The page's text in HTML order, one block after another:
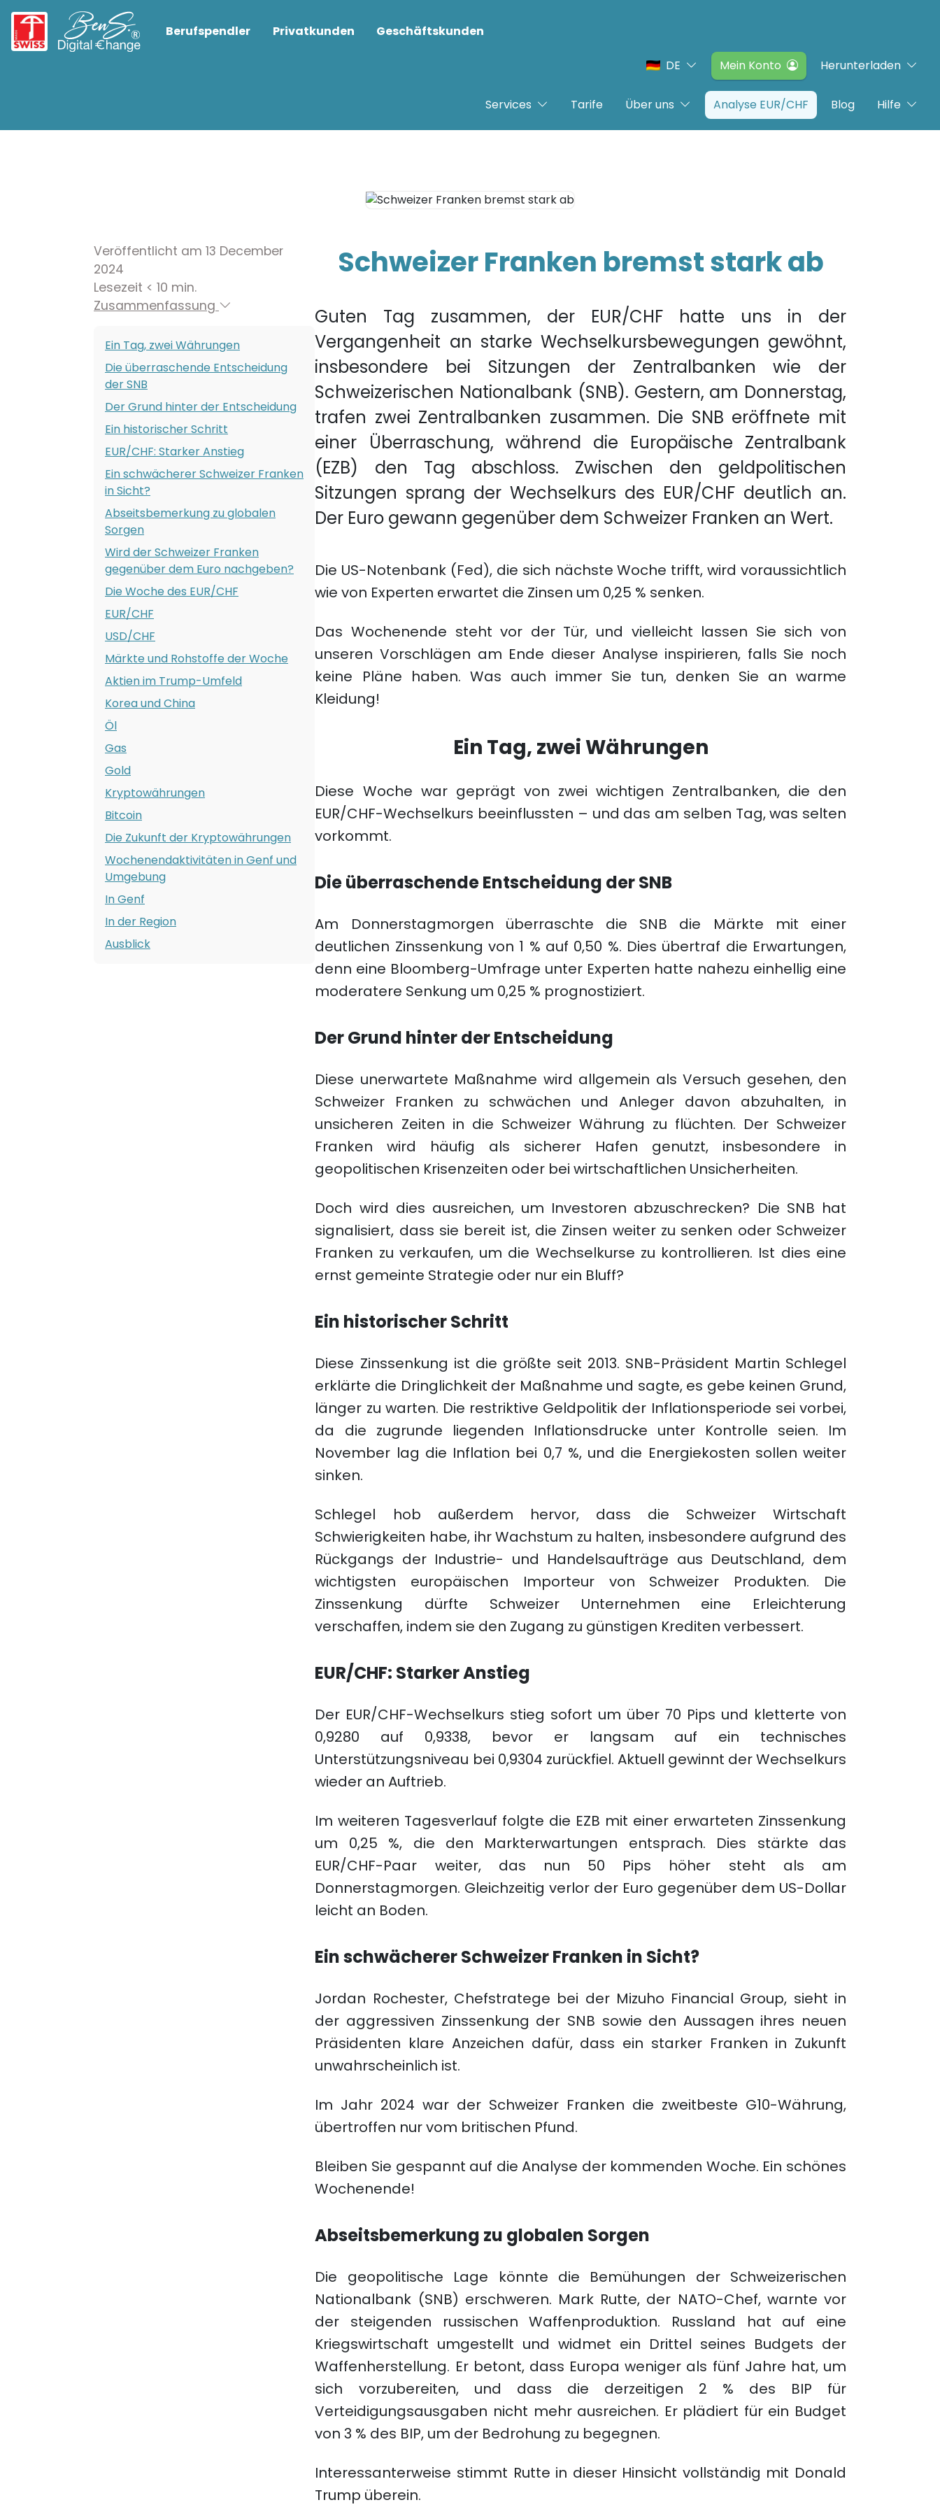
Berufspendler Privatkunden Geschäftskunden
Services Tarife Über uns Analyse EUR/CHF Blog Hilfe
DE Mein Konto Herunterladen
Veröffentlicht am 13 December
2024
Lesezeit < 10 min.
Zusammenfassung
Ein Tag, zwei Währungen
Die überraschende Entscheidung
der SNB
Der Grund hinter der Entscheidung
Ein historischer Schritt
EUR/CHF: Starker Anstieg
Ein schwächerer Schweizer Franken
in Sicht?
Abseitsbemerkung zu globalen
Sorgen
Wird der Schweizer Franken
gegenüber dem Euro nachgeben?
Die Woche des EUR/CHF
EUR/CHF
USD/CHF
Märkte und Rohstoffe der Woche
Aktien im Trump-Umfeld
Korea und China
Öl
Gas
Gold
Kryptowährungen
Bitcoin
Die Zukunft der Kryptowährungen
Wochenendaktivitäten in Genf und
Umgebung
In Genf
In der Region
Ausblick
Schweizer Franken bremst stark ab
Guten Tag zusammen, der EUR/CHF hatte uns in der
Vergangenheit an starke Wechselkursbewegungen gewöhnt,
insbesondere bei Sitzungen der Zentralbanken wie der
Schweizerischen Nationalbank (SNB). Gestern, am Donnerstag,
trafen zwei Zentralbanken zusammen. Die SNB eröffnete mit
einer Überraschung, während die Europäische Zentralbank
(EZB) den Tag abschloss. Zwischen den geldpolitischen
Sitzungen sprang der Wechselkurs des EUR/CHF deutlich an.
Der Euro gewann gegenüber dem Schweizer Franken an Wert.
Die US-Notenbank (Fed), die sich nächste Woche trifft, wird voraussichtlich
wie von Experten erwartet die Zinsen um 0,25 % senken.
Das Wochenende steht vor der Tür, und vielleicht lassen Sie sich von
unseren Vorschlägen am Ende dieser Analyse inspirieren, falls Sie noch
keine Pläne haben. Was auch immer Sie tun, denken Sie an warme
Kleidung!
Ein Tag, zwei Währungen
Diese Woche war geprägt von zwei wichtigen Zentralbanken, die den
EUR/CHF-Wechselkurs beeinflussten – und das am selben Tag, was selten
vorkommt.
Die überraschende Entscheidung der SNB
Am Donnerstagmorgen überraschte die SNB die Märkte mit einer
deutlichen Zinssenkung von 1 % auf 0,50 %. Dies übertraf die Erwartungen,
denn eine Bloomberg-Umfrage unter Experten hatte nahezu einhellig eine
moderatere Senkung um 0,25 % prognostiziert.
Der Grund hinter der Entscheidung
Diese unerwartete Maßnahme wird allgemein als Versuch gesehen, den
Schweizer Franken zu schwächen und Anleger davon abzuhalten, in
unsicheren Zeiten in die Schweizer Währung zu flüchten. Der Schweizer
Franken wird häufig als sicherer Hafen genutzt, insbesondere in
geopolitischen Krisenzeiten oder bei wirtschaftlichen Unsicherheiten.
Doch wird dies ausreichen, um Investoren abzuschrecken? Die SNB hat
signalisiert, dass sie bereit ist, die Zinsen weiter zu senken oder Schweizer
Franken zu verkaufen, um die Wechselkurse zu kontrollieren. Ist dies eine
ernst gemeinte Strategie oder nur ein Bluff?
Ein historischer Schritt
Diese Zinssenkung ist die größte seit 2013. SNB-Präsident Martin Schlegel
erklärte die Dringlichkeit der Maßnahme und sagte, es gebe keinen Grund,
länger zu warten. Die restriktive Geldpolitik der Inflationsperiode sei vorbei,
da die zugrunde liegenden Inflationsdrucke unter Kontrolle seien. Im
November lag die Inflation bei 0,7 %, und die Energiekosten sollen weiter
sinken.
Schlegel hob außerdem hervor, dass die Schweizer Wirtschaft
Schwierigkeiten habe, ihr Wachstum zu halten, insbesondere aufgrund des
Rückgangs der Industrie- und Handelsaufträge aus Deutschland, dem
wichtigsten europäischen Importeur von Schweizer Produkten. Die
Zinssenkung dürfte Schweizer Unternehmen eine Erleichterung
verschaffen, indem sie den Zugang zu günstigen Krediten verbessert.
EUR/CHF: Starker Anstieg
Der EUR/CHF-Wechselkurs stieg sofort um über 70 Pips und kletterte von
0,9280 auf 0,9338, bevor er langsam auf ein technisches
Unterstützungsniveau bei 0,9304 zurückfiel. Aktuell gewinnt der Wechselkurs
wieder an Auftrieb.
Im weiteren Tagesverlauf folgte die EZB mit einer erwarteten Zinssenkung
um 0,25 %, die den Markterwartungen entsprach. Dies stärkte das
EUR/CHF-Paar weiter, das nun 50 Pips höher steht als am
Donnerstagmorgen. Gleichzeitig verlor der Euro gegenüber dem US-Dollar
leicht an Boden.
Ein schwächerer Schweizer Franken in Sicht?
Jordan Rochester, Chefstratege bei der Mizuho Financial Group, sieht in
der aggressiven Zinssenkung der SNB sowie den Aussagen ihres neuen
Präsidenten klare Anzeichen dafür, dass ein starker Franken in Zukunft
unwahrscheinlich ist.
Im Jahr 2024 war der Schweizer Franken die zweitbeste G10-Währung,
übertroffen nur vom britischen Pfund.
Bleiben Sie gespannt auf die Analyse der kommenden Woche. Ein schönes
Wochenende!
Abseitsbemerkung zu globalen Sorgen
Die geopolitische Lage könnte die Bemühungen der Schweizerischen
Nationalbank (SNB) erschweren. Mark Rutte, der NATO-Chef, warnte vor
der steigenden russischen Waffenproduktion. Russland hat auf eine
Kriegswirtschaft umgestellt und widmet ein Drittel seines Budgets der
Waffenherstellung. Er betont, dass Europa weniger als fünf Jahre hat, um
sich vorzubereiten, und dass die derzeitigen 2 % des BIP für
Verteidigungsausgaben nicht mehr ausreichen. Er plädiert für ein Budget
von 3 % des BIP, um der Bedrohung zu begegnen.
Interessanterweise stimmt Rutte in dieser Hinsicht vollständig mit Donald
Trump überein.